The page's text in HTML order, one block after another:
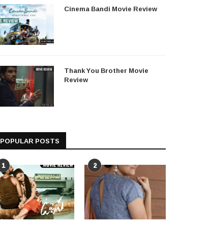
Cinema Bandi Movie Review
Thank You Brother Movie
Review
POPULAR POSTS
1 2